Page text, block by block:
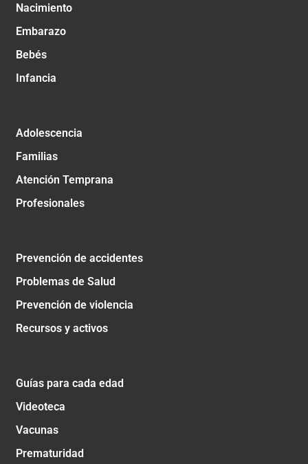
Nacimiento
Embarazo
Bebés
Infancia
Adolescencia
Familias
Atención Temprana
Profesionales
Prevención de accidentes
Problemas de Salud
Prevención de violencia
Recursos y activos
Guías para cada edad
Videoteca
Vacunas
Prematuridad